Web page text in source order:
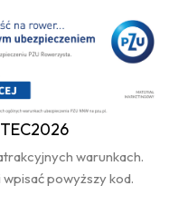
warunkach.
powyższy kod.